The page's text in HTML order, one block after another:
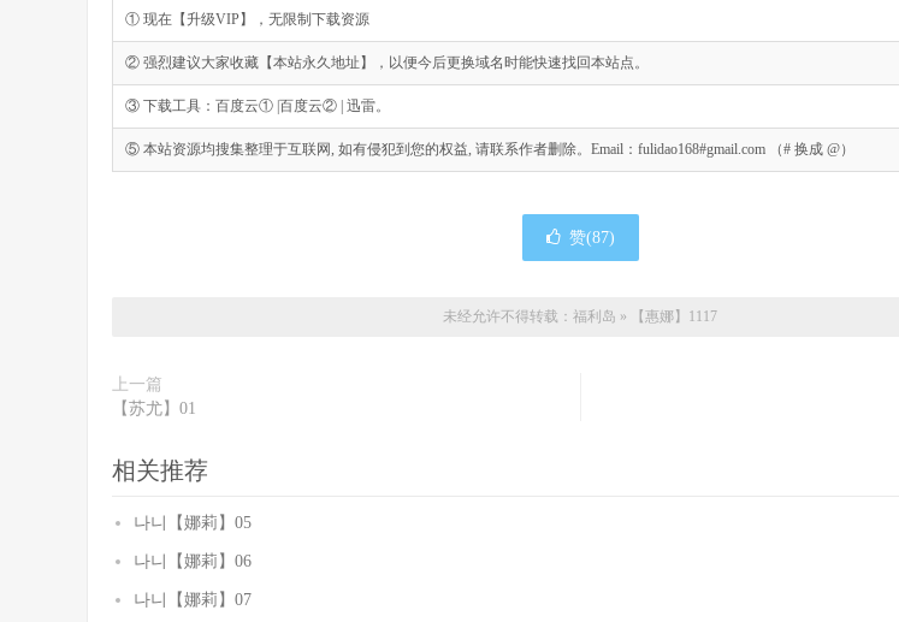
① 现在【升级VIP】，无限制下载资源
② 强烈建议大家收藏【本站永久地址】，以便今后更换域名时能快速找回本站点。
③ 下载工具：百度云① |百度云② | 迅雷。
⑤ 本站资源均搜集整理于互联网, 如有侵犯到您的权益, 请联系作者删除。Email：fulidao168#gmail.com （# 换成 @）
赞(87)
未经允许不得转载： 福利岛 » 【惠娜】1117
上一篇
【苏尤】01
相关推荐
나니【娜莉】05
나니【娜莉】06
나니【娜莉】07